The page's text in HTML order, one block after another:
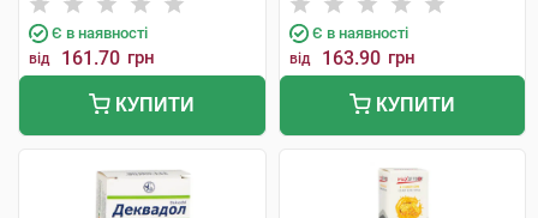
Є в наявності
від 161.70 грн
КУПИТИ
Є в наявності
від 163.90 грн
КУПИТИ